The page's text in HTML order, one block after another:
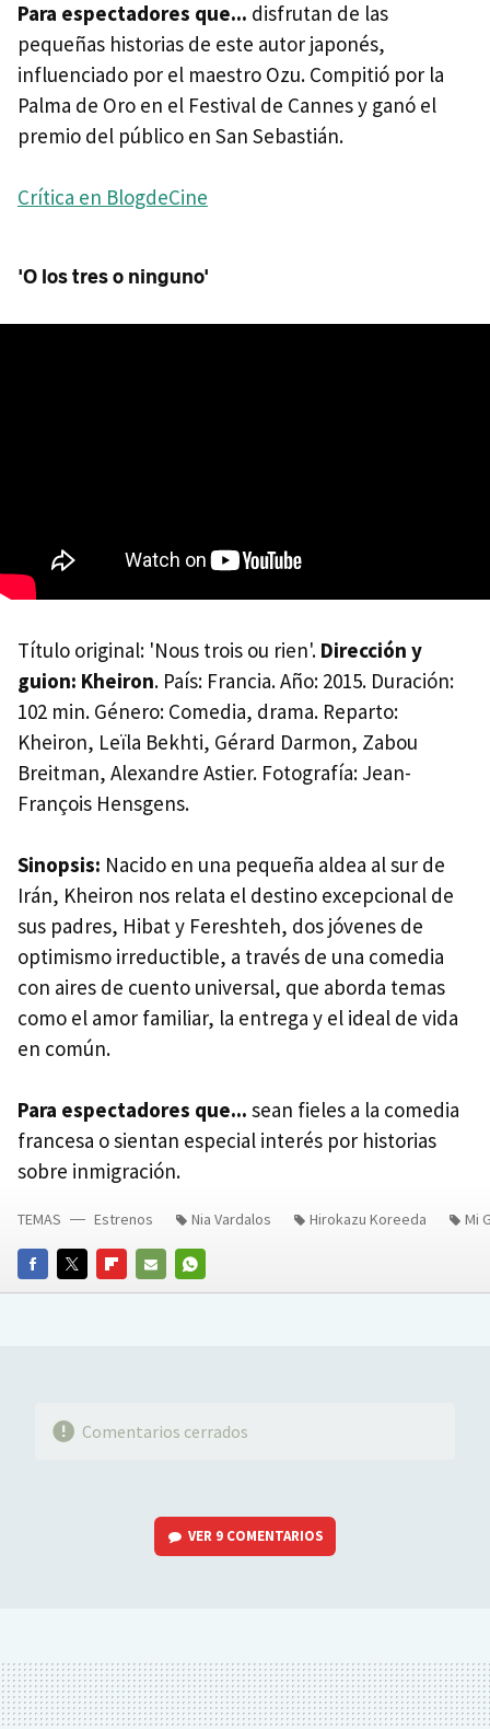
Para espectadores que... disfrutan de las
pequeñas historias de este autor japonés,
influenciado por el maestro Ozu. Compitió por la
Palma de Oro en el Festival de Cannes y ganó el
premio del público en San Sebastián.
Crítica en BlogdeCine
'O los tres o ninguno'
Título original: 'Nous trois ou rien'. Dirección y
guion: Kheiron. País: Francia. Año: 2015. Duración:
102 min. Género: Comedia, drama. Reparto:
Kheiron, Leïla Bekhti, Gérard Darmon, Zabou
Breitman, Alexandre Astier. Fotografía: Jean-
François Hensgens.
Sinopsis: Nacido en una pequeña aldea al sur de
Irán, Kheiron nos relata el destino excepcional de
sus padres, Hibat y Fereshteh, dos jóvenes de
optimismo irreductible, a través de una comedia
con aires de cuento universal, que aborda temas
como el amor familiar, la entrega y el ideal de vida
en común.
Para espectadores que... sean fieles a la comedia
francesa o sientan especial interés por historias
sobre inmigración.
FACEBOOKTWITTERFLIPBOARD
E-
WHATSAPP
TEMAS Estrenos Nia Vardalos Hirokazu Koreeda Mi
Comentarios cerrados
VER 9 COMENTARIOS